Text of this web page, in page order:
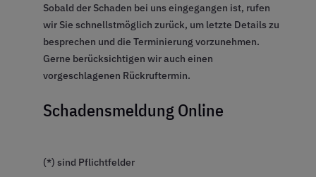
Sobald der Schaden bei uns eingegangen ist, rufen
wir Sie schnellstmöglich zurück, um letzte Details zu
besprechen und die Terminierung vorzunehmen.
Gerne berücksichtigen wir auch einen
vorgeschlagenen Rückruftermin.
Schadensmeldung Online
(*) sind Pflichtfelder